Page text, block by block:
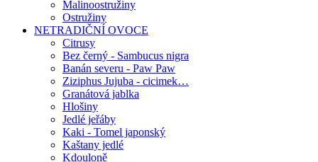
Malinoostružiny
Ostružiny
NETRADIČNÍ OVOCE
Citrusy
Bez černý - Sambucus nigra
Banán severu - Paw Paw
Ziziphus Jujuba - cicimek…
Granátová jablka
Hlošiny
Jedlé jeřáby
Kaki - Tomel japonský
Kaštany jedlé
Kdouloně